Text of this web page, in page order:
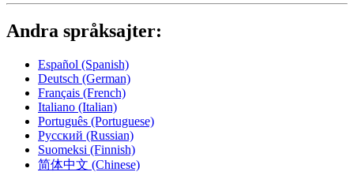
Andra språksajter:
Español (Spanish)
Deutsch (German)
Français (French)
Italiano (Italian)
Português (Portuguese)
Русский (Russian)
Suomeksi (Finnish)
简体中文 (Chinese)